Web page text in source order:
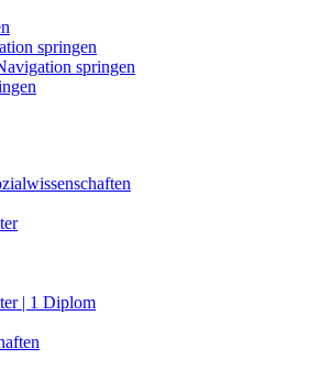
springen
springen
| 1 Diplom